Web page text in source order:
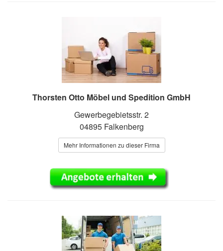
Thorsten Otto Möbel und Spedition GmbH
Gewerbegebietsstr. 2
04895 Falkenberg
Mehr Informationen zu dieser Firma